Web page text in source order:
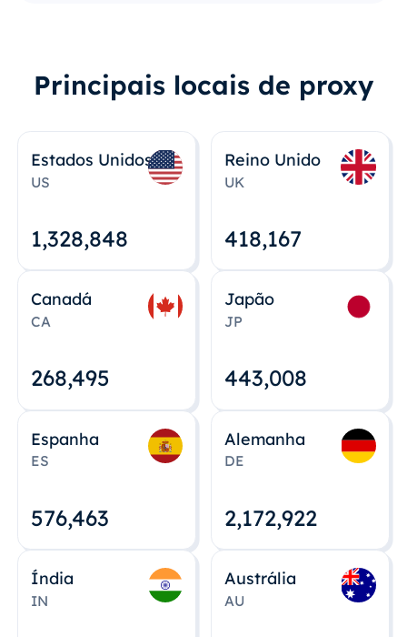
Principais locais de proxy
Estados Unidos
US
1,328,848
Reino Unido
UK
418,167
Canadá
CA
268,495
Japão
JP
443,008
Espanha
ES
576,463
Alemanha
DE
2,172,922
Índia
IN
Austrália
AU